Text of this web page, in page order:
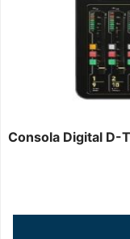
Consola Digital D-